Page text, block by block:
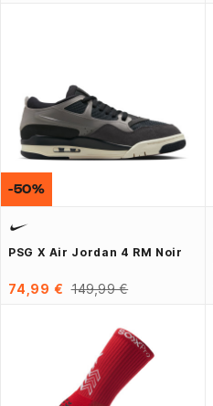
PSG X Air Jordan 4 RM Noir
74,99 € 149,99 €
-50%